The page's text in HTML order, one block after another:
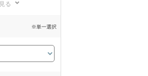
る
※単一選択